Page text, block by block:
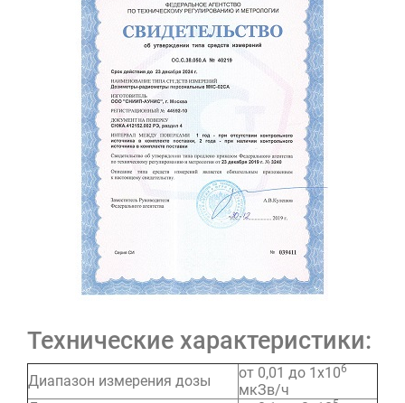
Технические характеристики:
Диапазон измерения дозы от 0,01 до 1х106
мкЗв/ч